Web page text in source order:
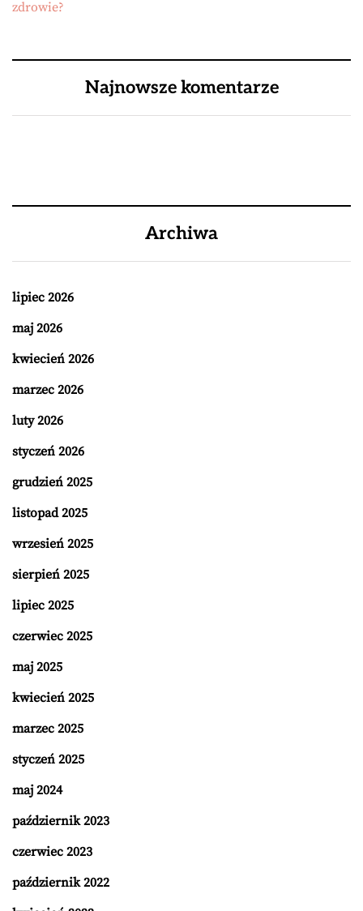
zdrowie?
Najnowsze komentarze
Archiwa
lipiec 2026
maj 2026
kwiecień 2026
marzec 2026
luty 2026
styczeń 2026
grudzień 2025
listopad 2025
wrzesień 2025
sierpień 2025
lipiec 2025
czerwiec 2025
maj 2025
kwiecień 2025
marzec 2025
styczeń 2025
maj 2024
październik 2023
czerwiec 2023
październik 2022